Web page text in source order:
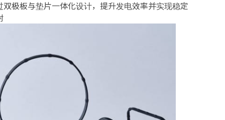
双极板与垫片一体化设计，提升发电效率并实现稳定